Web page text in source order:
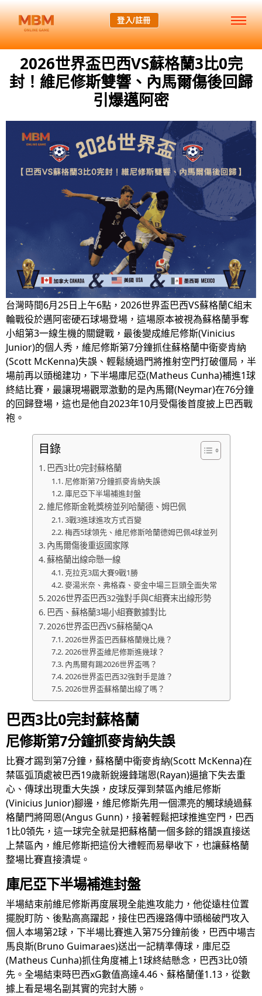
登入/註冊
2026世界盃巴西VS蘇格蘭3比0完
封！維尼修斯雙響、內馬爾傷後回歸
引爆邁阿密
台灣時間6月25日上午6點，2026世界盃巴西VS蘇格蘭C組末
輪戰役於邁阿密硬石球場登場，這場原本被視為蘇格蘭爭奪
小組第3一線生機的關鍵戰，最後變成維尼修斯(Vinicius
Junior)的個人秀，維尼修斯第7分鐘抓住蘇格蘭中衛麥肯納
(Scott McKenna)失誤、輕鬆繞過門將推射空門打破僵局，半
場前再以頭槌建功，下半場庫尼亞(Matheus Cunha)補進1球
終結比賽，最讓現場觀眾激動的是內馬爾(Neymar)在76分鐘
的回歸登場，這也是他自2023年10月受傷後首度披上巴西戰
袍。
目錄
巴西3比0完封蘇格蘭
尼修斯第7分鐘抓麥肯納失誤
庫尼亞下半場補進封盤
維尼修斯金靴獎榜並列哈蘭德、姆巴佩
3戰3進球進攻方式百變
梅西5球領先、維尼修斯哈蘭德姆巴佩4球並列
內馬爾傷後重返國家隊
蘇格蘭出線命懸一線
克拉克3屆大賽9戰1勝
麥湯米奈、弗格森、麥金中場三巨頭全面失常
2026世界盃巴西32強對手與C組賽末出線形勢
巴西、蘇格蘭3場小組賽數據對比
2026世界盃巴西VS蘇格蘭QA
2026世界盃巴西蘇格蘭幾比幾？
2026世界盃維尼修斯進幾球？
內馬爾有踢2026世界盃嗎？
2026世界盃巴西32強對手是誰？
2026世界盃蘇格蘭出線了嗎？
巴西3比0完封蘇格蘭
尼修斯第7分鐘抓麥肯納失誤
比賽才踢到第7分鐘，蘇格蘭中衛麥肯納(Scott McKenna)在
禁區弧頂處被巴西19歲新銳邊鋒瑞恩(Rayan)逼搶下失去重
心、傳球出現重大失誤，皮球反彈到禁區內維尼修斯
(Vinicius Junior)腳邊，維尼修斯先用一個漂亮的觸球繞過蘇
格蘭門將岡恩(Angus Gunn)，接著輕鬆把球推進空門，巴西
1比0領先，這一球完全就是把蘇格蘭一個多餘的錯誤直接送
上禁區內，維尼修斯把這份大禮輕而易舉收下，也讓蘇格蘭
整場比賽直接潰堤。
庫尼亞下半場補進封盤
半場結束前維尼修斯再度展現全能進攻能力，他從遠柱位置
擺脫盯防、後點高高躍起，接住巴西邊路傳中頭槌破門攻入
個人本場第2球，下半場比賽進入第75分鐘前後，巴西中場吉
馬良斯(Bruno Guimaraes)送出一記精準傳球，庫尼亞
(Matheus Cunha)抓住角度補上1球終結懸念，巴西3比0領
先。全場結束時巴西xG數值高達4.46、蘇格蘭僅1.13，從數
據上看是場名副其實的完封大勝。